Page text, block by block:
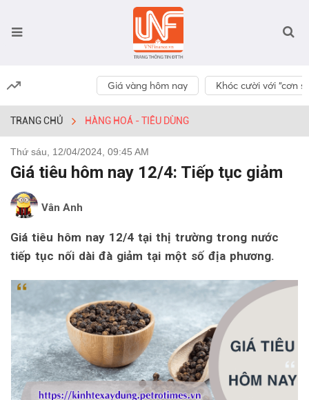
Giá vàng hôm nay Khóc cười với “cơn
TRANG CHỦ HÀNG HOÁ - TIÊU DÙNG
Thứ sáu, 12/04/2024, 09:45 AM
Giá tiêu hôm nay 12/4: Tiếp tục giảm
Vân Anh
Giá tiêu hôm nay 12/4 tại thị trường trong nước
tiếp tục nối dài đà giảm tại một số địa phương.